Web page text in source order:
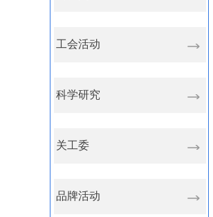
工会活动
科学研究
关工委
品牌活动